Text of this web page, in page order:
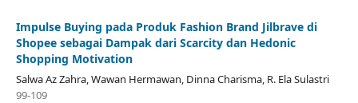
Impulse Buying pada Produk Fashion Brand Jilbrave di
Shopee sebagai Dampak dari Scarcity dan Hedonic
Shopping Motivation
Salwa Az Zahra, Wawan Hermawan, Dinna Charisma, R. Ela Sulastri
99-109